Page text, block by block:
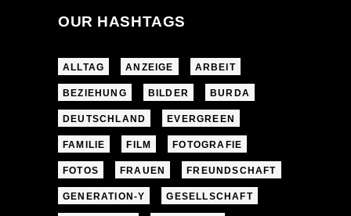
OUR HASHTAGS
ALLTAG ANZEIGE ARBEIT
BEZIEHUNG BILDER BURDA
DEUTSCHLAND EVERGREEN
FAMILIE FILM FOTOGRAFIE
FOTOS FRAUEN FREUNDSCHAFT
GENERATION-Y GESELLSCHAFT